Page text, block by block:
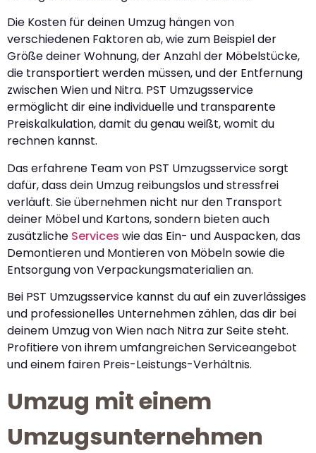
Die Kosten für deinen Umzug hängen von
verschiedenen Faktoren ab, wie zum Beispiel der
Größe deiner Wohnung, der Anzahl der Möbelstücke,
die transportiert werden müssen, und der Entfernung
zwischen Wien und Nitra. PST Umzugsservice
ermöglicht dir eine individuelle und transparente
Preiskalkulation, damit du genau weißt, womit du
rechnen kannst.
Das erfahrene Team von PST Umzugsservice sorgt
dafür, dass dein Umzug reibungslos und stressfrei
verläuft. Sie übernehmen nicht nur den Transport
deiner Möbel und Kartons, sondern bieten auch
zusätzliche Services wie das Ein- und Auspacken, das
Demontieren und Montieren von Möbeln sowie die
Entsorgung von Verpackungsmaterialien an.
Bei PST Umzugsservice kannst du auf ein zuverlässiges
und professionelles Unternehmen zählen, das dir bei
deinem Umzug von Wien nach Nitra zur Seite steht.
Profitiere von ihrem umfangreichen Serviceangebot
und einem fairen Preis-Leistungs-Verhältnis.
Umzug mit einem
Umzugsunternehmen